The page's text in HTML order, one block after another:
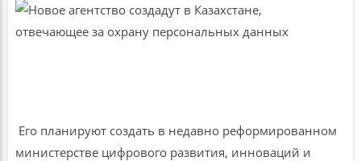
Его планируют создать в недавно реформированном
министерстве цифрового развития, инноваций и